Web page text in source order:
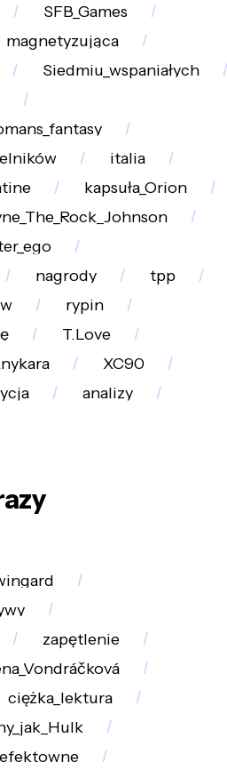
SFB_Games
magnetyzująca
Siedmiu_wspaniałych
italia
kapsuła_Orion
nagrody
tpp
rypin
T.Love
XC90
analizy
zapętlenie
ciężka_lektura
efektowne